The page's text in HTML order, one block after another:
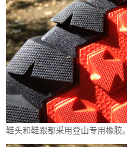
鞋头和鞋跟都采用登山专用橡胶。